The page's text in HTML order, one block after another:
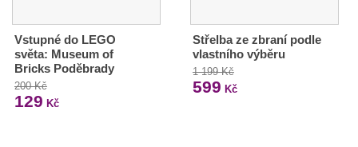
Vstupné do LEGO
světa: Museum of
Bricks Poděbrady
200 Kč
129 Kč
Střelba ze zbraní podle
vlastního výběru
1 199 Kč
599 Kč